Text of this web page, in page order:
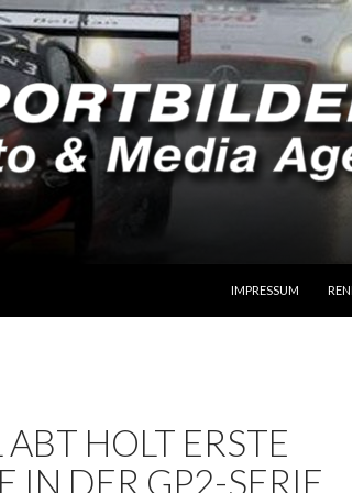
IMPRESSUM
HOLT ERSTE
IN DER GP2-SERIE